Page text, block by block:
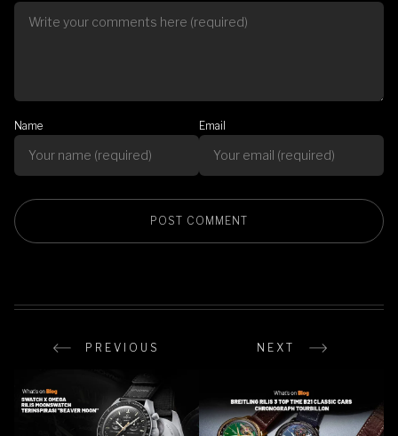
Name Email
PREVIOUS NEXT